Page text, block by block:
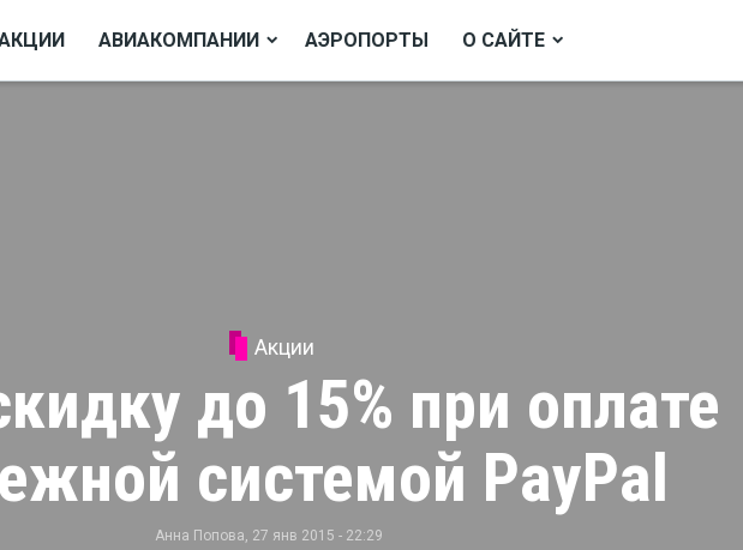
АВИАКОМПАНИИ АЭРОПОРТЫ О САЙТЕ
Акции
до 15% при оплате
системой PayPal
Анна Попова , 27 янв 2015 - 22:29